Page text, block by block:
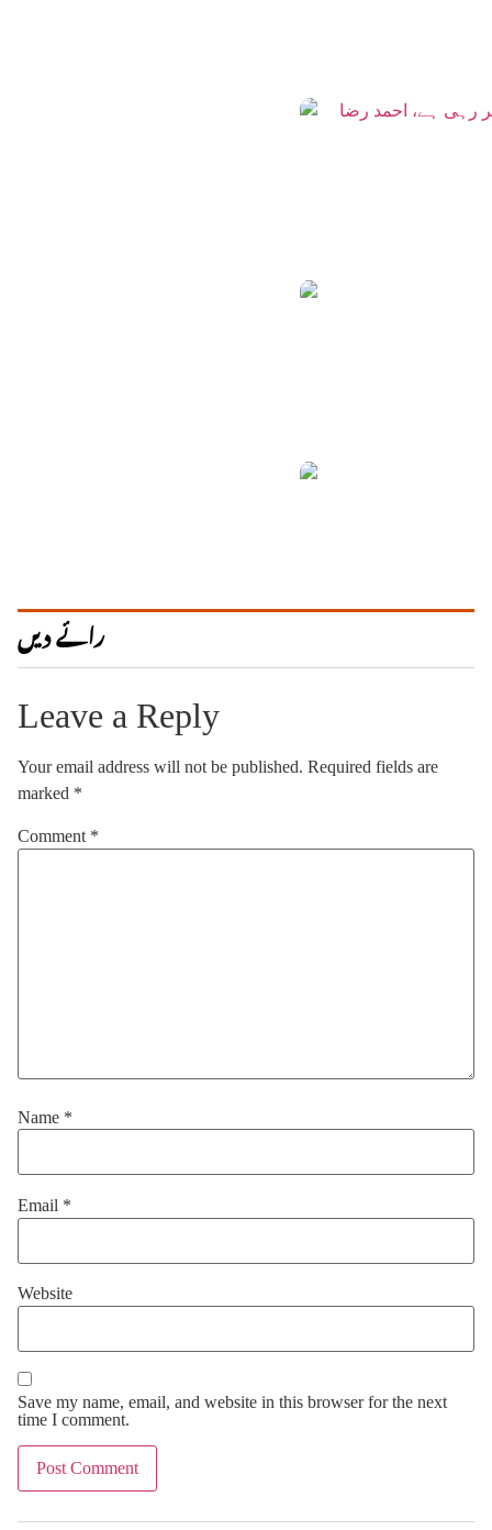
رائے دیں
Leave a Reply
Your email address will not be published. Required fields are
marked *
Comment *
Name *
Email *
Website
Save my name, email, and website in this browser for the next
time I comment.